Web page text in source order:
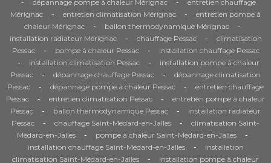
dépannage pompe à chaleur Mérignac
entretien chauffage
Mérignac
- entretien climatisation Mérignac -
entretien pompe à
chaleur Mérignac
- ballon thermodynamique Mérignac -
installation radiateur Mérignac - chauffage Pessac -
climatisation
Pessac
- pompe à chaleur Pessac - installation chauffage Pessac
- installation climatisation Pessac -
installation pompe à chaleur
Pessac
- dépannage chauffage Pessac -
dépannage climatisation
Pessac
- dépannage pompe à chaleur Pessac -
entretien chauffage
Pessac
- entretien climatisation Pessac -
entretien pompe à chaleur
Pessac
- ballon thermodynamique Pessac -
installation radiateur
Pessac
- chauffage Saint-Médard-en-Jalles -
climatisation Saint-
Médard-en-Jalles
- pompe à chaleur Saint-Médard-en-Jalles -
installation chauffage Saint-Médard-en-Jalles -
installation
climatisation Saint-Médard-en-Jalles
-
installation pompe à chaleur